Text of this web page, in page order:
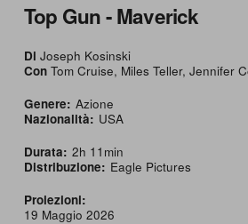
Top Gun - Maverick
Di Joseph Kosinski
ConTom Cruise, Miles Teller, Jennifer
Genere: Azione
Nazionalità: USA
Durata: 2h 11min
Distribuzione: Eagle Pictures
Proiezioni:
19 Maggio 2026